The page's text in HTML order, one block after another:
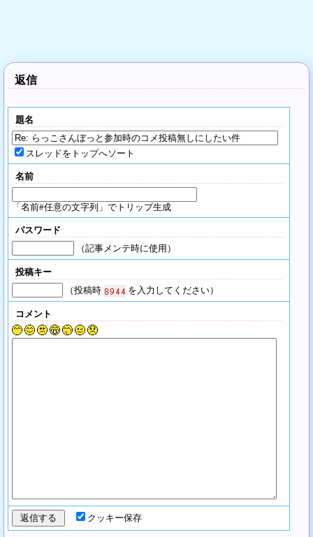
返信
題名
スレッドをトップへソート
名前
「名前#任意の文字列」でトリップ生成
パスワード
（記事メンテ時に使用）
投稿キー
（投稿時
を入力してください）
コメント
クッキー保存